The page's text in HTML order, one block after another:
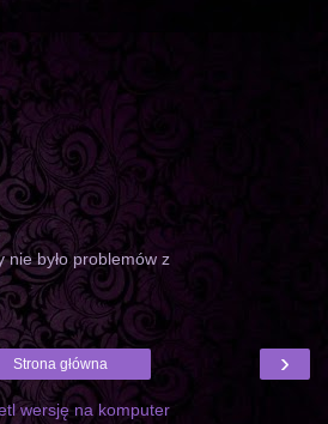
nie było problemów z
›
Strona główna
wersję na komputer